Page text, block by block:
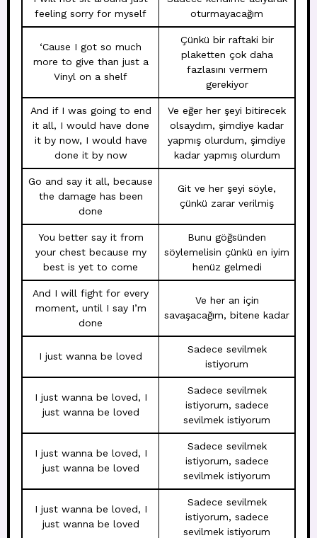
feeling sorry for myself
oturmayacağım
‘Cause I got so much
more to give than just a
Vinyl on a shelf
Çünkü bir raftaki bir
plaketten çok daha
fazlasını vermem
gerekiyor
And if I was going to end
it all, I would have done
it by now, I would have
done it by now
Ve eğer her şeyi bitirecek
olsaydım, şimdiye kadar
yapmış olurdum, şimdiye
kadar yapmış olurdum
Go and say it all, because
the damage has been
done
Git ve her şeyi söyle,
çünkü zarar verilmiş
You better say it from
your chest because my
best is yet to come
Bunu göğsünden
söylemelisin çünkü en iyim
henüz gelmedi
And I will fight for every
moment, until I say I’m
done
Ve her an için
savaşacağım, bitene kadar
I just wanna be loved
Sadece sevilmek
istiyorum
I just wanna be loved, I
just wanna be loved
Sadece sevilmek
istiyorum, sadece
sevilmek istiyorum
I just wanna be loved, I
just wanna be loved
Sadece sevilmek
istiyorum, sadece
sevilmek istiyorum
I just wanna be loved, I
just wanna be loved
Sadece sevilmek
istiyorum, sadece
sevilmek istiyorum